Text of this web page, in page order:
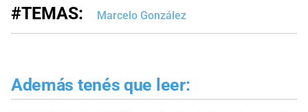
#TEMAS: Marcelo González
Además tenés que leer: